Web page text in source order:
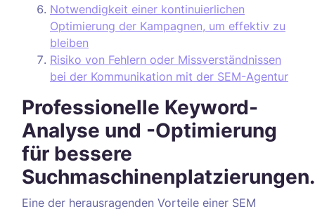
Notwendigkeit einer kontinuierlichen
Optimierung der Kampagnen, um effektiv zu
bleiben
Risiko von Fehlern oder Missverständnissen
bei der Kommunikation mit der SEM-Agentur
Professionelle Keyword-
Analyse und -Optimierung
für bessere
Suchmaschinenplatzierungen.
Eine der herausragenden Vorteile einer SEM